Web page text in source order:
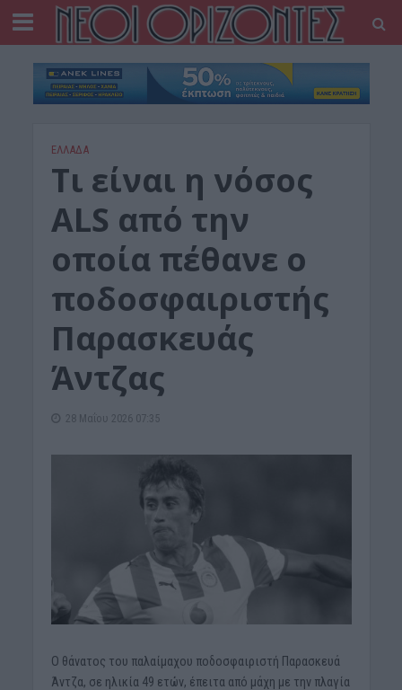
ΕΛΛΑΔΑ
Τι είναι η νόσος
ALS από την
οποία πέθανε ο
ποδοσφαιριστής
Παρασκευάς
Άντζας
28 Μαΐου 2026 07:35
Ο θάνατος του παλαίμαχου ποδοσφαιριστή Παρασκευά
Άντζα, σε ηλικία 49 ετών, έπειτα από μάχη με την πλαγία